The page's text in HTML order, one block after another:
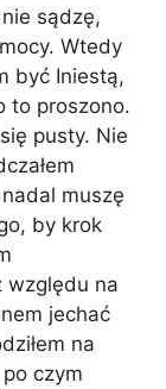
sądzę,
Wtedy
być Iniestą,
to proszono.
pusty. Nie
muszę
by krok
względu na
jechać
na
czym